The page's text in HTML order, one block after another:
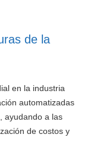
de la
en la industria
automatizadas
ayudando a las
de costos y